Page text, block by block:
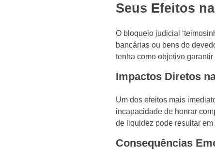
Seus Efeitos
O bloqueio judicial
bancárias ou bens do
tenha como objetivo
Impactos Diretos
Um dos efeitos mais
incapacidade de honrar
de liquidez pode resultar
Consequências